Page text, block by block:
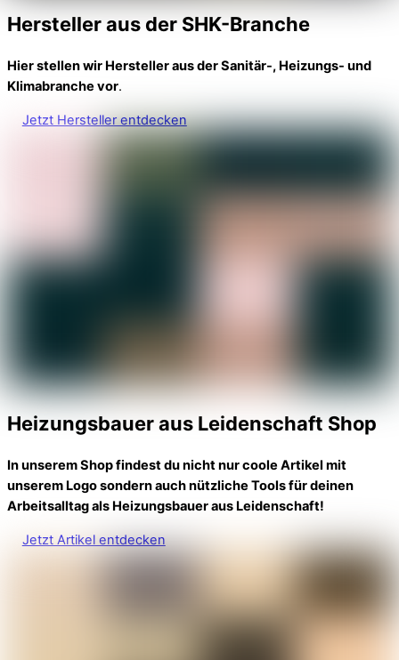
Hersteller aus der SHK-Branche
Hier stellen wir Hersteller aus der Sanitär-, Heizungs- und
Klimabranche vor.
Jetzt Hersteller entdecken
Heizungsbauer aus Leidenschaft Shop
In unserem Shop findest du nicht nur coole Artikel mit
unserem Logo sondern auch nützliche Tools für deinen
Arbeitsalltag als Heizungsbauer aus Leidenschaft!
Jetzt Artikel entdecken